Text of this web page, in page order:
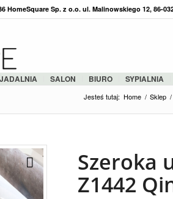
HomeSquare Sp. z o.o. ul. Malinowskiego 12, 86-
JADALNIA SALON BIURO SYPIALNIA
Jesteś tutaj: Home / Sklep /
Szeroka
Z1442